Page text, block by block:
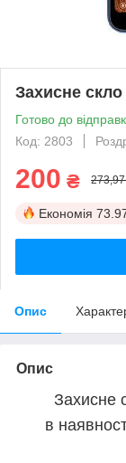
Захисне
Готово до
Код: 2803
200 ₴
Економія
Опис
Опис
Захисне
в